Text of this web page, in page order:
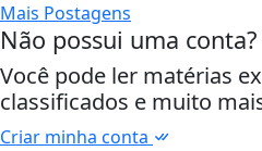
Mais Postagens
Não possui uma conta?
Você pode ler matérias
classificados e muito
Criar minha conta